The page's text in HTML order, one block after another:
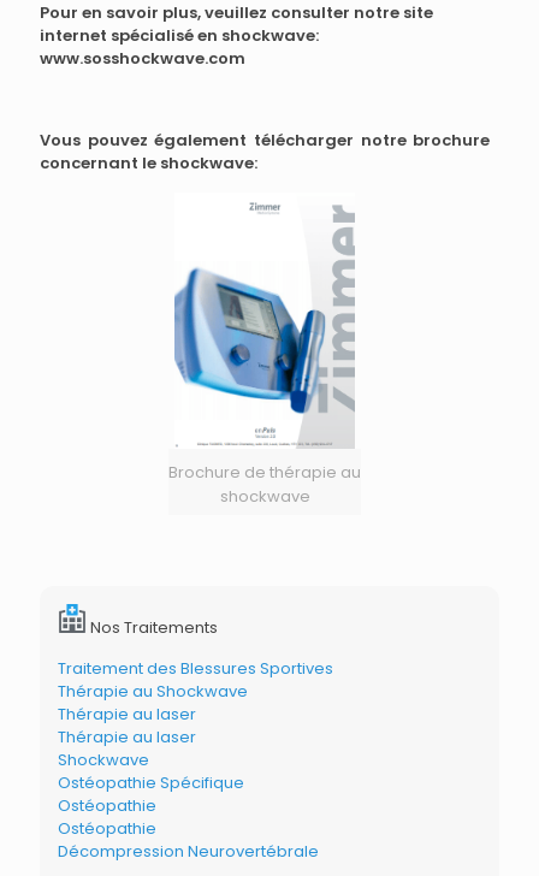
Pour en savoir plus, veuillez consulter notre site
internet spécialisé en shockwave:
www.sosshockwave.com
Vous pouvez également télécharger notre brochure
concernant le shockwave:
Brochure de thérapie au
shockwave
Nos Traitements
Traitement des Blessures Sportives
Thérapie au Shockwave
Thérapie au laser
Thérapie au laser
Shockwave
Ostéopathie Spécifique
Ostéopathie
Ostéopathie
Décompression Neurovertébrale